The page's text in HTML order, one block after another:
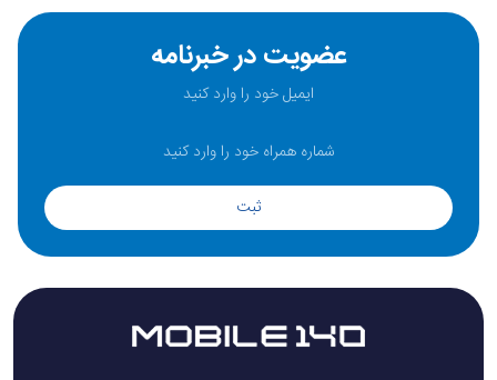
عضویت در خبرنامه
ثبت